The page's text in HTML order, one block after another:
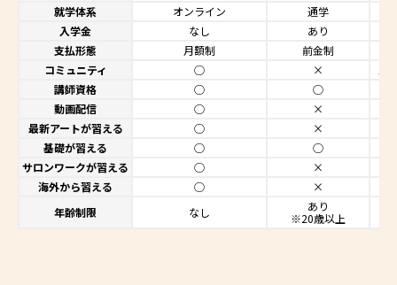
就学体系
オンライン 通学
入学金
なし
あり
支払形態
月額制
前金制
コミュニティ
◯ ×
講師資格
◯
◯
動画配信
◯
×
最新アートが習える
◯
×
基礎が習える
◯
◯
サロンワークが習える
◯
×
海外から習える
◯
×
年齢制限
なし
あり
※20歳以上